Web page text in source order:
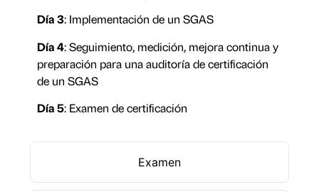
Examen
Día 3: Implementación de un SGAS
Día 4: Seguimiento, medición, mejora continua y
preparación para una auditoría de certificación
de un SGAS
Día 5: Examen de certificación